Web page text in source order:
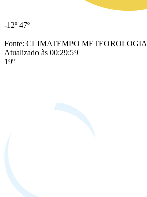
-12º 47º
Fonte: CLIMATEMPO METEOROLOGIA
Atualizado às 00:29:59
19º